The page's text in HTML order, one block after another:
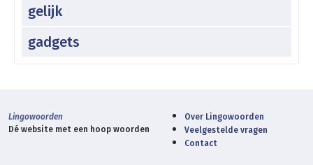
gelijk
gadgets
Lingowoorden
Dé website met een hoop woorden
Over Lingowoorden
Veelgestelde vragen
Contact